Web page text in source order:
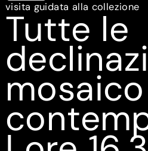
visita guidata alla collezione
Tutte le
mosaico